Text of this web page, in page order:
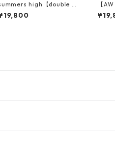
high【double ad
half cargo pants】
【